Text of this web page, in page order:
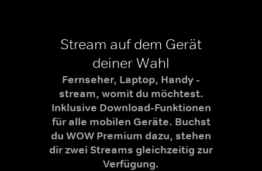
Stream auf dem Gerät
deiner Wahl
Fernseher, Laptop, Handy -
stream, womit du möchtest.
Inklusive Download-Funktionen
für alle mobilen Geräte. Buchst
du WOW Premium dazu, stehen
dir zwei Streams gleichzeitig zur
Verfügung.